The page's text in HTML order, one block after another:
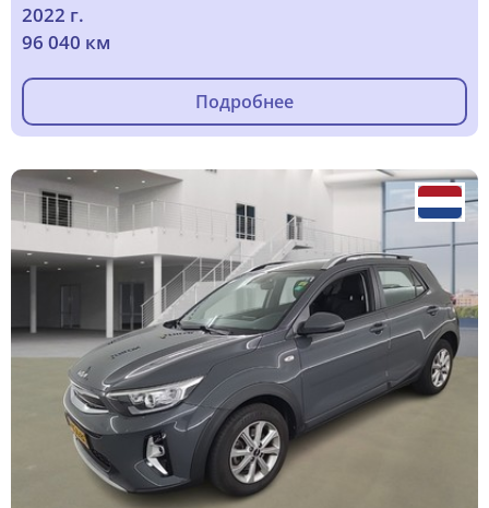
2022 г.
96 040 км
Подробнее